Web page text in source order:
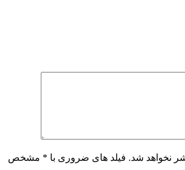
نخواهد شد. فیلد های ضروری با * مشخص